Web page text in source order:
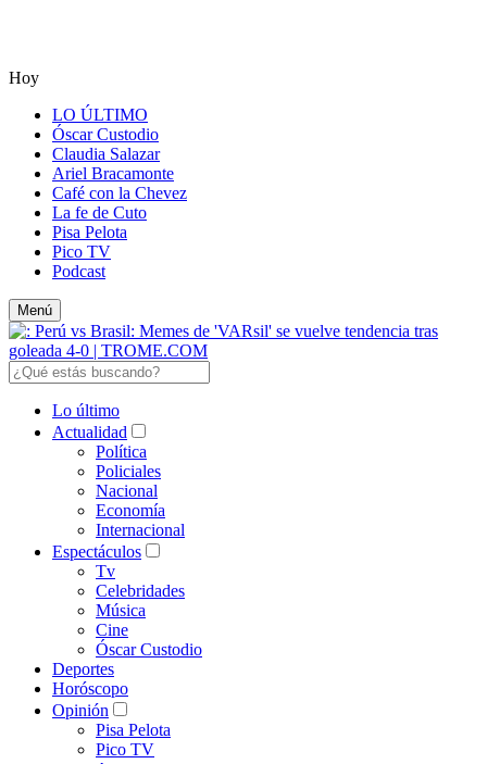
Hoy
LO ÚLTIMO
Óscar Custodio
Claudia Salazar
Ariel Bracamonte
Café con la Chevez
La fe de Cuto
Pisa Pelota
Pico TV
Podcast
Menú
Lo último
Actualidad
Política
Policiales
Nacional
Economía
Internacional
Espectáculos
Tv
Celebridades
Música
Cine
Óscar Custodio
Deportes
Horóscopo
Opinión
Pisa Pelota
Pico TV